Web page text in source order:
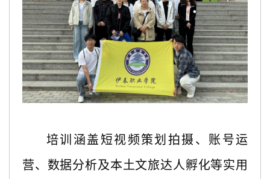
培训涵盖短视频策划拍摄、账号运
营、数据分析及本土文旅达人孵化等实用